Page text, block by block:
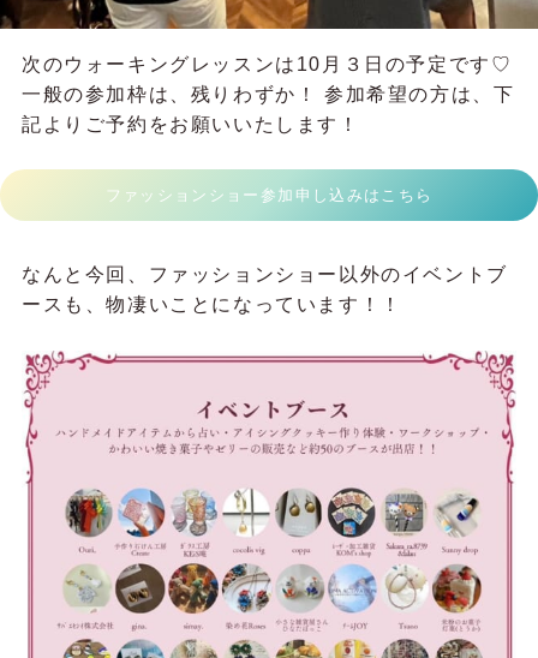
次のウォーキングレッスンは10月３日の予定です♡
一般の参加枠は、残りわずか！ 参加希望の方は、下
記よりご予約をお願いいたします！
ファッションショー参加申し込みはこちら
なんと今回、ファッションショー以外のイベントブ
ースも、物凄いことになっています！！